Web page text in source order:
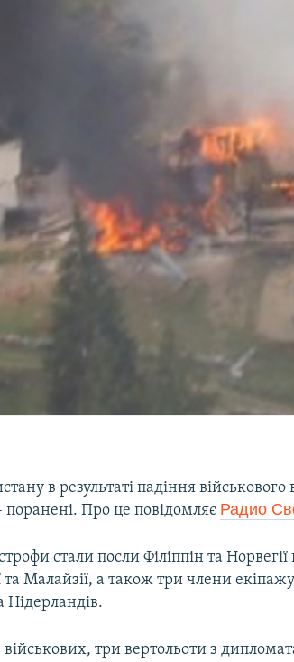
в результаті падіння військового
Про це повідомляє Радио
стали посли Філіппін та
та Малайзії, а також три члени
Нідерландів.​
три вертольоти з